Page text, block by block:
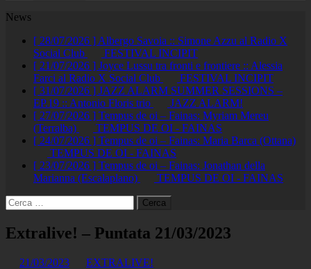
News
[ 28/07/2026 ] Albergo Savoia :: Simone Azzu al Radio X
Social Club
FESTIVAL INCIPIT
[ 21/07/2026 ] Joyce Lussu tra fronti e frontiere :: Alessia
Farci al Radio X Social Club
FESTIVAL INCIPIT
[ 31/07/2026 ] JAZZ ALARM SUMMER SESSIONS –
EP.19 :: Antonio Floris trio
JAZZ ALARM!
[ 27/07/2026 ] Tempus de oi – Fainas: Myriam Mereu
(Terralba)
TEMPUS DE OI - FAINAS
[ 24/07/2026 ] Tempus de oi – Fainas: Maria Barca (Ottana)
TEMPUS DE OI - FAINAS
[ 23/07/2026 ] Tempus de oi – Fainas: Jonathan della
Marianna (Escalaplano)
TEMPUS DE OI - FAINAS
Ricerca
per:
Extralive! – Puntata 21/03/2023
21/03/2023 EXTRALIVE!